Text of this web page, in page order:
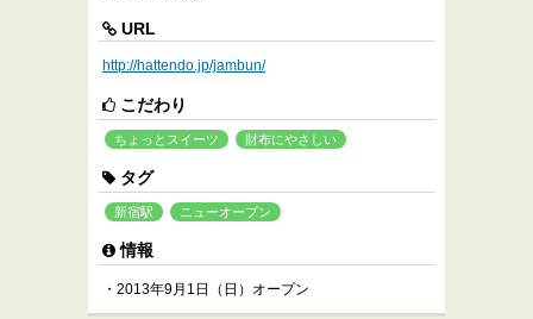
URL
http://hattendo.jp/jambun/
こだわり
ちょっとスイーツ 財布にやさしい
タグ
新宿駅 ニューオープン
情報
・2013年9月1日（日）オープン